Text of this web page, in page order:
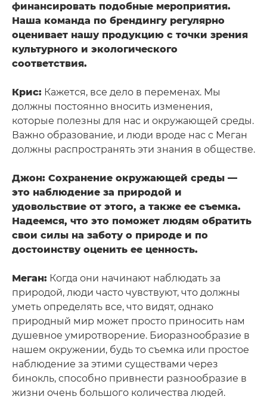
финансировать подобные мероприятия.
Наша команда по брендингу регулярно
оценивает нашу продукцию с точки зрения
культурного и экологического
соответствия.
Крис: Кажется, все дело в переменах. Мы
должны постоянно вносить изменения,
которые полезны для нас и окружающей среды.
Важно образование, и люди вроде нас с Меган
должны распространять эти знания в обществе.
Джон: Сохранение окружающей среды —
это наблюдение за природой и
удовольствие от этого, а также ее съемка.
Надеемся, что это поможет людям обратить
свои силы на заботу о природе и по
достоинству оценить ее ценность.
Меган: Когда они начинают наблюдать за
природой, люди часто чувствуют, что должны
уметь определять все, что видят, однако
природный мир может просто приносить нам
душевное умиротворение. Биоразнообразие в
нашем окружении, будь то съемка или простое
наблюдение за этими существами через
бинокль, способно привнести разнообразие в
жизни очень большого количества людей.